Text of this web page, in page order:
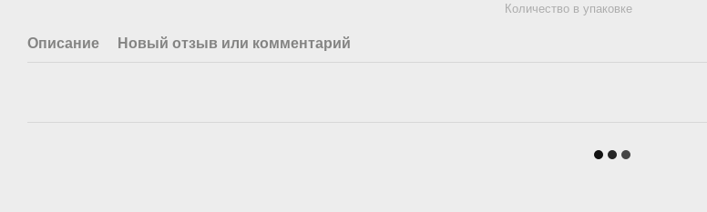
Количество в упаковке
Описание Новый отзыв или комментарий